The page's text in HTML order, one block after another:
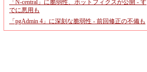
「N-central」に脆弱性、ホットフィクスが公開 - す
でに悪用も
「pgAdmin 4」に深刻な脆弱性 - 前回修正の不備も